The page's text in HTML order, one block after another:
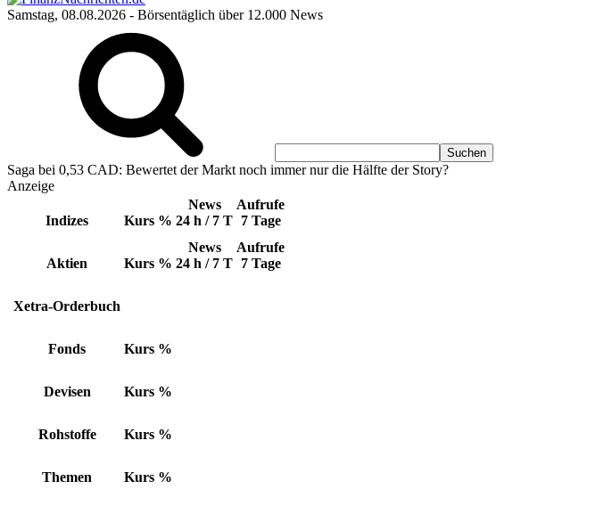
Samstag, 08.08.2026 - Börsentäglich über 12.000 News
Saga bei 0,53 CAD: Bewertet der Markt noch immer nur die Hälfte der Story?
Anzeige
Indizes Kurs %
News
24 h / 7 T
Aufrufe
7 Tage
Aktien Kurs %
News
24 h / 7 T
Aufrufe
7 Tage
Xetra-Orderbuch
Fonds Kurs %
Devisen Kurs %
Rohstoffe Kurs %
Themen Kurs %